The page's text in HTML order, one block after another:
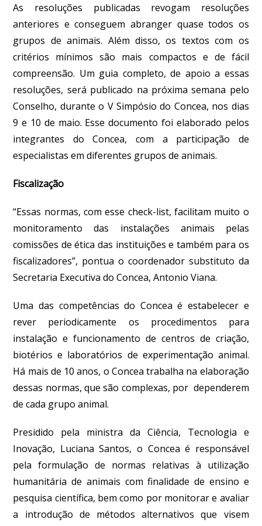
As resoluções publicadas revogam resoluções
anteriores e conseguem abranger quase todos os
grupos de animais. Além disso, os textos com os
critérios mínimos são mais compactos e de fácil
compreensão. Um guia completo, de apoio a essas
resoluções, será publicado na próxima semana pelo
Conselho, durante o V Simpósio do Concea, nos dias
9 e 10 de maio. Esse documento foi elaborado pelos
integrantes do Concea, com a participação de
especialistas em diferentes grupos de animais.
Fiscalização
“Essas normas, com esse check-list, facilitam muito o
monitoramento das instalações animais pelas
comissões de ética das instituições e também para os
fiscalizadores”, pontua o coordenador substituto da
Secretaria Executiva do Concea, Antonio Viana.
Uma das competências do Concea é estabelecer e
rever periodicamente os procedimentos para
instalação e funcionamento de centros de criação,
biotérios e laboratórios de experimentação animal.
Há mais de 10 anos, o Concea trabalha na elaboração
dessas normas, que são complexas, por dependerem
de cada grupo animal.
Presidido pela ministra da Ciência, Tecnologia e
Inovação, Luciana Santos, o Concea é responsável
pela formulação de normas relativas à utilização
humanitária de animais com finalidade de ensino e
pesquisa científica, bem como por monitorar e avaliar
a introdução de métodos alternativos que visem